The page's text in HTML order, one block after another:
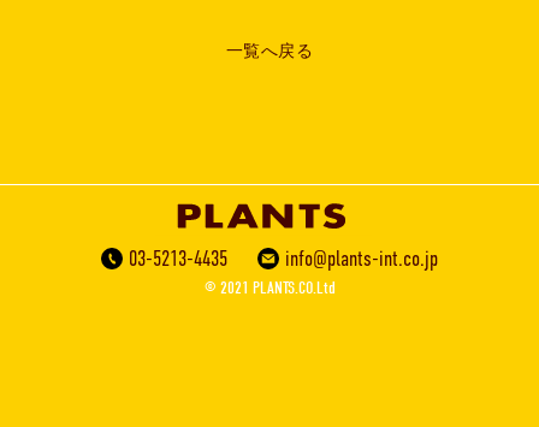
一覧へ戻る
03-5213-4435 info@plants-int.co.jp
© 2021 PLANTS.CO.Ltd